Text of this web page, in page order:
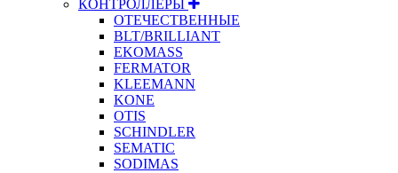
КОНТРОЛЛЕРЫ
ОТЕЧЕСТВЕННЫЕ
BLT/BRILLIANT
EKOMASS
FERMATOR
KLEEMANN
KONE
OTIS
SCHINDLER
SEMATIC
SODIMAS